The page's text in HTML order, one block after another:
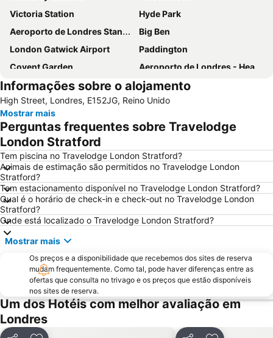
Victoria Station
Hyde Park
Aeroporto de Londres Stansted
Big Ben
London Gatwick Airport
Paddington
Covent Garden
Aeroporto de Londres - Heathrow
Liverpool Street Station
Soho
Kings Cross
Metrô de Londres
Paddington Station
Piccadilly Circus
South Kensington
Camden Town
The O2 Arena
Victoria
Grosvenor Victoria Casino
Picadilly Circus Station
London Luton Airport
Wembley
ExCeL
Notting Hill
Trafalgar Square
London Bridge
Oxford Street
St Pancras Station
Passeando a Pé em Londres
King's Cross Station
Tottenham Hotspur Stadium
Waterloo Station
Aeroporto da Cidade de Londres
Stratford Station
Informações sobre o alojamento
High Street, Londres, E152JG, Reino Unido
Mostrar mais
Perguntas frequentes sobre Travelodge
London Stratford
Tem piscina no Travelodge London Stratford?
Animais de estimação são permitidos no Travelodge London
Stratford?
Tem estacionamento disponível no Travelodge London Stratford?
Qual é o horário de check-in e check-out no Travelodge London
Stratford?
Onde está localizado o Travelodge London Stratford?
Mostrar mais
Os preços e a disponibilidade que recebemos dos sites de reserva
mudam frequentemente. Como tal, pode haver diferenças entre as
ofertas que consulta no trivago e os preços que estão disponíveis
nos sites de reserva.
Um dos Hotéis com melhor avaliação em
Londres